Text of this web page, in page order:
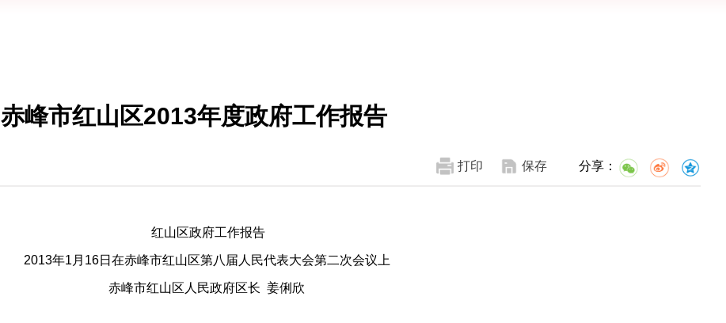
赤峰市红山区2013年度政府工作报告
打印 保存 分享：
红山区政府工作报告
2013年1月16日在赤峰市红山区第八届人民代表大会第二次会议上
赤峰市红山区人民政府区长 姜俐欣